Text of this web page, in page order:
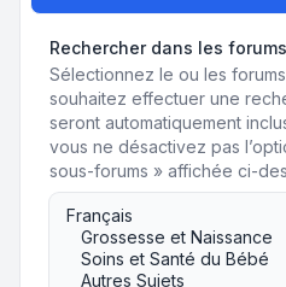
Rechercher dans les
Sélectionnez le ou les
souhaitez effectuer une
seront automatiquement
vous ne désactivez pas
sous-forums » affichée ci-